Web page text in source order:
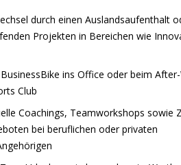
durch einen Auslandsaufenthalt
Projekten in Bereichen wie
ins Office oder beim
Club
Coachings, Teamworkshops sowie
bei beruflichen oder privaten